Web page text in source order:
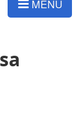
MENU